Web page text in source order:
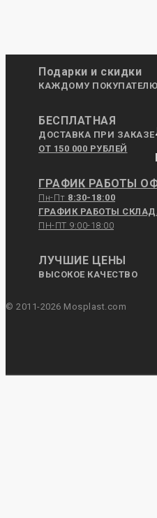
Подарки и скидки
КАЖДОМУ ПОКУПАТЕЛЮ
БЕСПЛАТНАЯ
ДОСТАВКА ПРИ ЗАКАЗЕ
ОТ 150 000 РУБЛЕЙ
ГРАФИК РАБОТЫ
Пн-Пт 8:30-18:00
ГРАФИК РАБОТЫ
ПН-ПТ 9:00-18:00
ЛУЧШИЕ ЦЕНЫ
ВЫСОКОЕ КАЧЕСТВО
© 2011-2026 Mosplast.com